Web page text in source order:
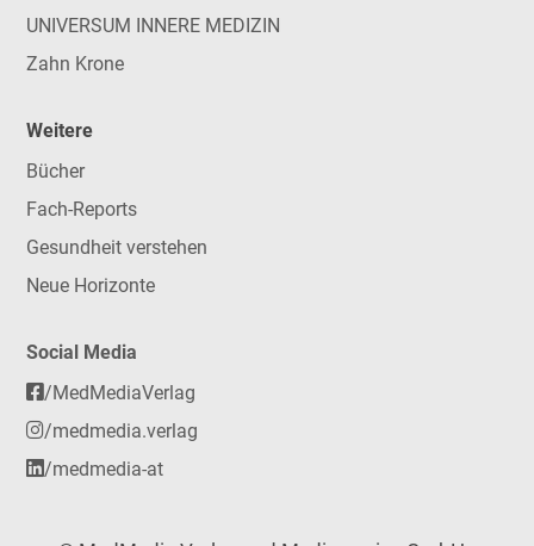
UNIVERSUM INNERE MEDIZIN
Zahn Krone
Weitere
Bücher
Fach-Reports
Gesundheit verstehen
Neue Horizonte
Social Media
/MedMediaVerlag
/medmedia.verlag
/medmedia-at